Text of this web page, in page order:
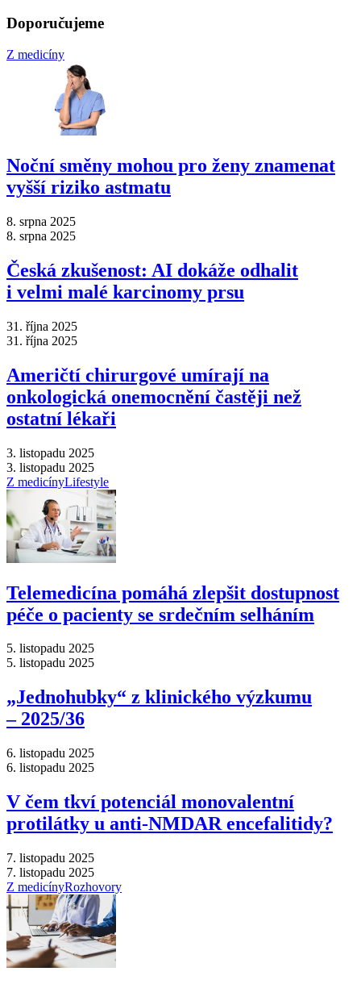
Doporučujeme
Z medicíny
Noční směny mohou pro ženy znamenat
vyšší riziko astmatu
8. srpna 2025
8. srpna 2025
Česká zkušenost: AI dokáže odhalit
i velmi malé karcinomy prsu
31. října 2025
31. října 2025
Američtí chirurgové umírají na
onkologická onemocnění častěji než
ostatní lékaři
3. listopadu 2025
3. listopadu 2025
Z medicínyLifestyle
Telemedicína pomáhá zlepšit dostupnost
péče o pacienty se srdečním selháním
5. listopadu 2025
5. listopadu 2025
„Jednohubky“ z klinického výzkumu
–⁠ 2025/36
6. listopadu 2025
6. listopadu 2025
V čem tkví potenciál monovalentní
protilátky u anti-NMDAR encefalitidy?
7. listopadu 2025
7. listopadu 2025
Z medicínyRozhovory